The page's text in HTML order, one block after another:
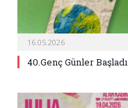
16.05.2026
40.Genç Günler Başladı